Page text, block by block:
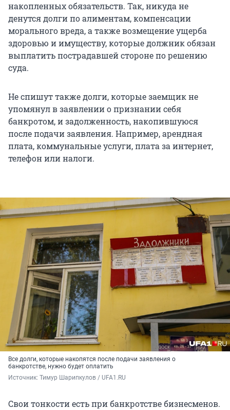
накопленных обязательств. Так, никуда не
денутся долги по алиментам, компенсации
морального вреда, а также возмещение ущерба
здоровью и имуществу, которые должник обязан
выплатить пострадавшей стороне по решению
суда.
Не спишут также долги, которые заемщик не
упомянул в заявлении о признании себя
банкротом, и задолженность, накопившуюся
после подачи заявления. Например, арендная
плата, коммунальные услуги, плата за интернет,
телефон или налоги.
Все долги, которые накопятся после подачи заявления о
банкротстве, нужно будет оплатить
Источник: Тимур Шарипкулов / UFA1.RU
Свои тонкости есть при банкротстве бизнесменов.